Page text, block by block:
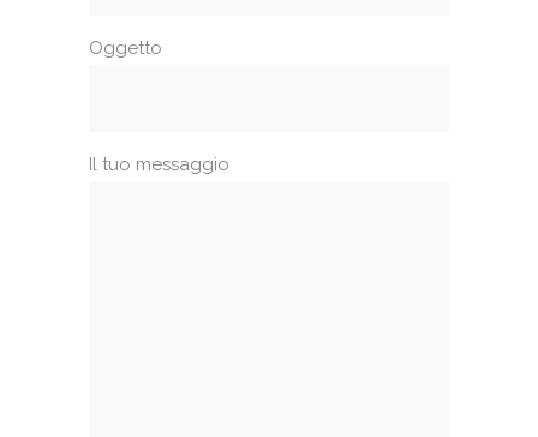
Oggetto
Il tuo messaggio